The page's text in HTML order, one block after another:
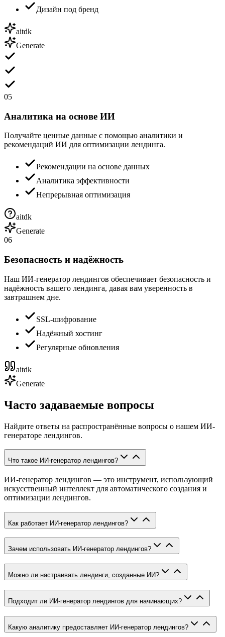
Дизайн под бренд
aitdk
Generate
05
Аналитика на основе ИИ
Получайте ценные данные с помощью аналитики и
рекомендаций ИИ для оптимизации лендинга.
Рекомендации на основе данных
Аналитика эффективности
Непрерывная оптимизация
aitdk
Generate
06
Безопасность и надёжность
Наш ИИ-генератор лендингов обеспечивает безопасность и
надёжность вашего лендинга, давая вам уверенность в
завтрашнем дне.
SSL-шифрование
Надёжный хостинг
Регулярные обновления
aitdk
Generate
Часто задаваемые вопросы
Найдите ответы на распространённые вопросы о нашем ИИ-
генераторе лендингов.
Что такое ИИ-генератор лендингов?
ИИ-генератор лендингов — это инструмент, использующий
искусственный интеллект для автоматического создания и
оптимизации лендингов.
Как работает ИИ-генератор лендингов?
Зачем использовать ИИ-генератор лендингов?
Можно ли настраивать лендинги, созданные ИИ?
Подходит ли ИИ-генератор лендингов для начинающих?
Какую аналитику предоставляет ИИ-генератор лендингов?